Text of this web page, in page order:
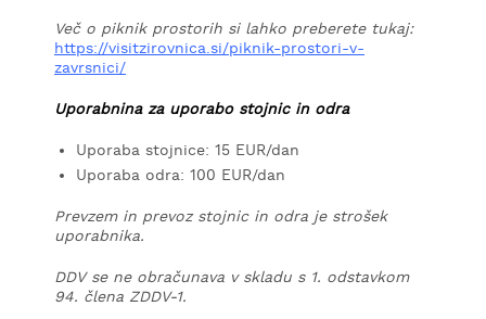
Več o piknik prostorih si lahko preberete tukaj:
https://visitzirovnica.si/piknik-prostori-v-
zavrsnici/
Uporabnina za uporabo stojnic in odra
Uporaba stojnice: 15 EUR/dan
Uporaba odra: 100 EUR/dan
Prevzem in prevoz stojnic in odra je strošek
uporabnika.
DDV se ne obračunava v skladu s 1. odstavkom
94. člena ZDDV-1.